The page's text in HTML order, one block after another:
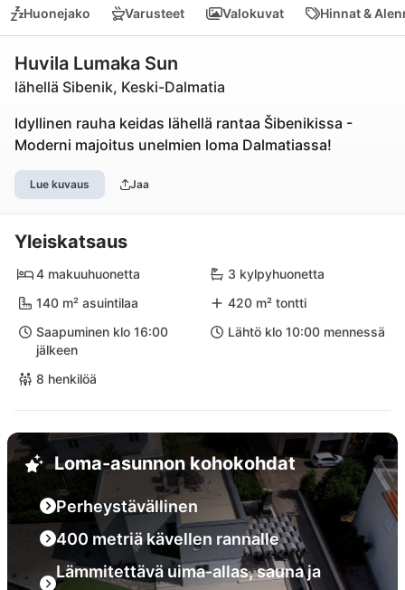
Huonejako Varusteet Valokuvat Hinnat &
Huvila Lumaka Sun
lähellä Sibenik, Keski-Dalmatia
Idyllinen rauha keidas lähellä rantaa Šibenikissa -
Moderni majoitus unelmien loma Dalmatiassa!
Lue kuvaus Jaa
Yleiskatsaus
4 makuuhuonetta
3 kylpyhuonetta
140 m² asuintilaa
420 m² tontti
Saapuminen klo 16:00
jälkeen
Lähtö klo 10:00 mennessä
8 henkilöä
Loma-asunnon kohokohdat
Perheystävällinen
400 metriä kävellen rannalle
Lämmitettävä uima-allas, sauna ja